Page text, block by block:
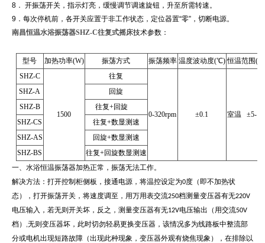
8． 开振荡开关，指示灯亮，缓慢调节调速旋钮，升至所需转速。
9．每次停机前，各开关应置于非工作状态，定位器置“零”，切断电源。
南昌恒温水浴振荡器SHZ-C往复式摇床技术参数：
型号 加热功率(W) 振荡方式 振荡频率 温度波动度(℃) 恒温范围
SHZ-C
1500
往复
0-320rpm ±0.1 室温 ±5-
SHZ-A
回旋
SHZ-B
往复+回旋
SHZ-CS
往复+数显测速
SHZ-AS
回旋+数显测速
SHZ-BS
往复+回旋数显测速
一、水浴恒温振荡器加热正常，振荡无法工作。
解决方法：打开控制柜侧板，接通电源，将温控设定为0度（即不加热状
态），打开振荡开关，将速度调至，用万用表交流250档测量变压器有无220V
电压输入，若无则开关坏，反之，测量变压器有无12V电压输出（用交流50V
档）,无则变压器坏，此时切勿轻易更换变压器，该情况多为线路板中整流部
分或电机出现短路故障（出现此种现象，变压器外观有烧焦现象），在排除以